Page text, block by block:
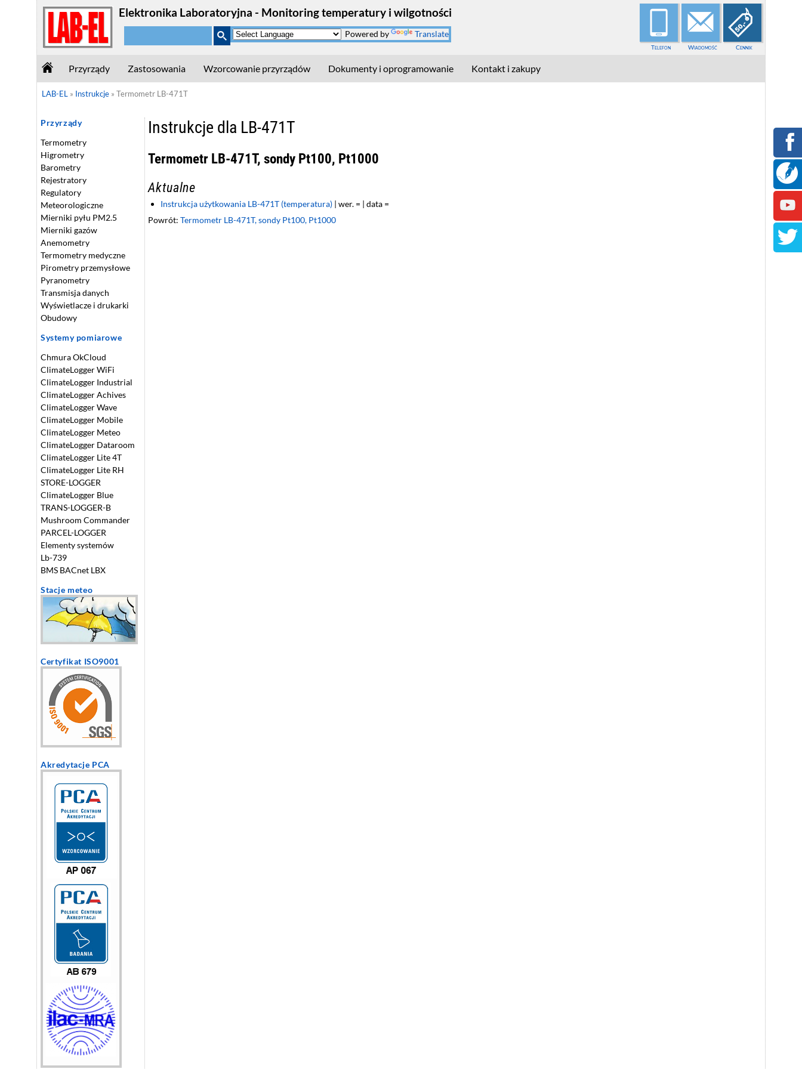
Elektronika Laboratoryjna - Monitoring temperatury i wilgotności
Powered by Translate
Telefon Wiadomość Cennik
Przyrządy Zastosowania Wzorcowanie przyrządów Dokumenty i oprogramowanie Kontakt i zakupy
LAB-EL » Instrukcje » Termometr LB-471T
Przyrządy
Termometry
Higrometry
Barometry
Rejestratory
Regulatory
Meteorologiczne
Mierniki pyłu PM2.5
Mierniki gazów
Anemometry
Termometry medyczne
Pirometry przemysłowe
Pyranometry
Transmisja danych
Wyświetlacze i drukarki
Obudowy
Systemy pomiarowe
Chmura OkCloud
ClimateLogger WiFi
ClimateLogger Industrial
ClimateLogger Achives
ClimateLogger Wave
ClimateLogger Mobile
ClimateLogger Meteo
ClimateLogger Dataroom
ClimateLogger Lite 4T
ClimateLogger Lite RH
STORE-LOGGER
ClimateLogger Blue
TRANS-LOGGER-B
Mushroom Commander
PARCEL-LOGGER
Elementy systemów
Lb-739
BMS BACnet LBX
Stacje meteo
Certyfikat ISO9001
Akredytacje PCA
Instrukcje dla LB-471T
Termometr LB-471T, sondy Pt100, Pt1000
Aktualne
Instrukcja użytkowania LB-471T (temperatura) | wer. = | data =
Powrót: Termometr LB-471T, sondy Pt100, Pt1000